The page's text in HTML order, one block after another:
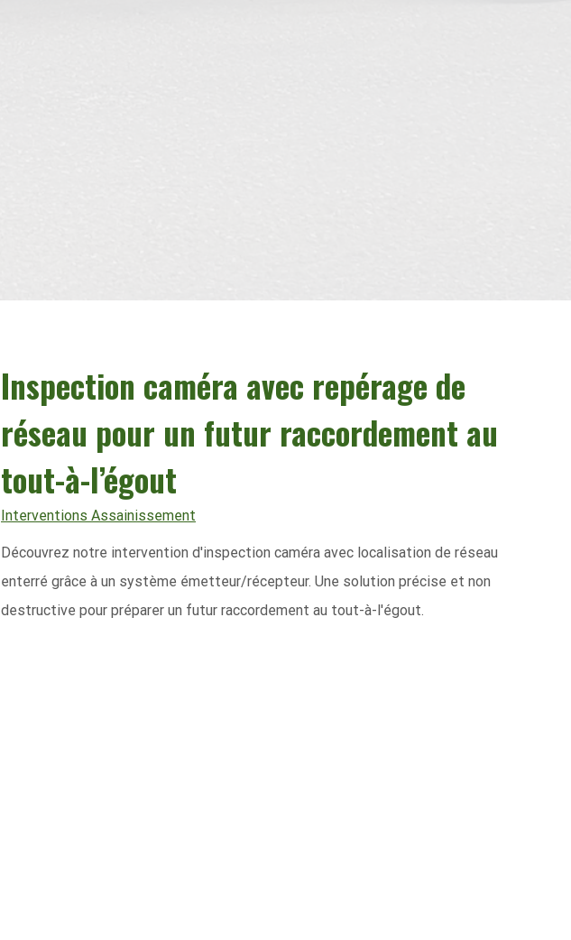
Inspection caméra avec repérage de
réseau pour un futur raccordement au
tout-à-l’égout
Interventions Assainissement
Découvrez notre intervention d'inspection caméra avec localisation de réseau
enterré grâce à un système émetteur/récepteur. Une solution précise et non
destructive pour préparer un futur raccordement au tout-à-l'égout.